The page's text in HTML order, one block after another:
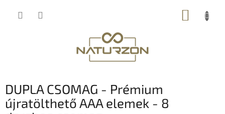
KOSÁR
DUPLA CSOMAG - Prémium
újratölthető AAA elemek - 8